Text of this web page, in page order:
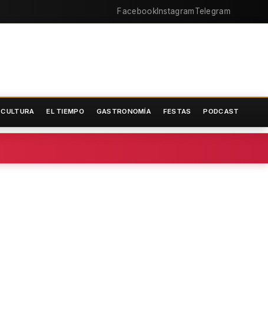
FacebookInstagramTelegram
CULTURA EL TIEMPO GASTRONOMÍA FESTAS PODCAST